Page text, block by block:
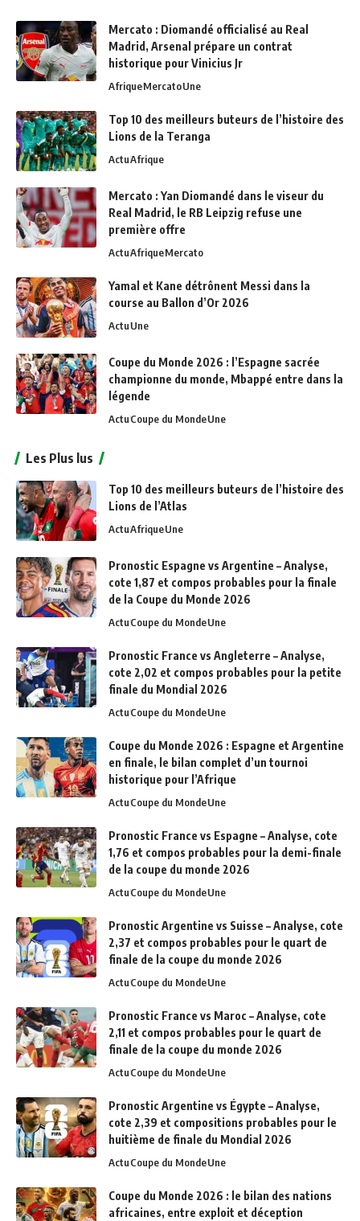
Mercato : Diomandé officialisé au Real
Madrid, Arsenal prépare un contrat
historique pour Vinicius Jr
AfriqueMercatoUne
Top 10 des meilleurs buteurs de l’histoire des
Lions de la Teranga
ActuAfrique
Mercato : Yan Diomandé dans le viseur du
Real Madrid, le RB Leipzig refuse une
première offre
ActuAfriqueMercato
Yamal et Kane détrônent Messi dans la
course au Ballon d’Or 2026
ActuUne
Coupe du Monde 2026 : l’Espagne sacrée
championne du monde, Mbappé entre dans la
légende
ActuCoupe du MondeUne
Les Plus lus
Top 10 des meilleurs buteurs de l’histoire des
Lions de l’Atlas
ActuAfriqueUne
Pronostic Espagne vs Argentine – Analyse,
cote 1,87 et compos probables pour la finale
de la Coupe du Monde 2026
ActuCoupe du MondeUne
Pronostic France vs Angleterre – Analyse,
cote 2,02 et compos probables pour la petite
finale du Mondial 2026
ActuCoupe du MondeUne
Coupe du Monde 2026 : Espagne et Argentine
en finale, le bilan complet d’un tournoi
historique pour l’Afrique
ActuCoupe du MondeUne
Pronostic France vs Espagne – Analyse, cote
1,76 et compos probables pour la demi-finale
de la coupe du monde 2026
ActuCoupe du MondeUne
Pronostic Argentine vs Suisse – Analyse, cote
2,37 et compos probables pour le quart de
finale de la coupe du monde 2026
ActuCoupe du MondeUne
Pronostic France vs Maroc – Analyse, cote
2,11 et compos probables pour le quart de
finale de la coupe du monde 2026
ActuCoupe du MondeUne
Pronostic Argentine vs Égypte – Analyse,
cote 2,39 et compositions probables pour le
huitième de finale du Mondial 2026
ActuCoupe du MondeUne
Coupe du Monde 2026 : le bilan des nations
africaines, entre exploit et déception